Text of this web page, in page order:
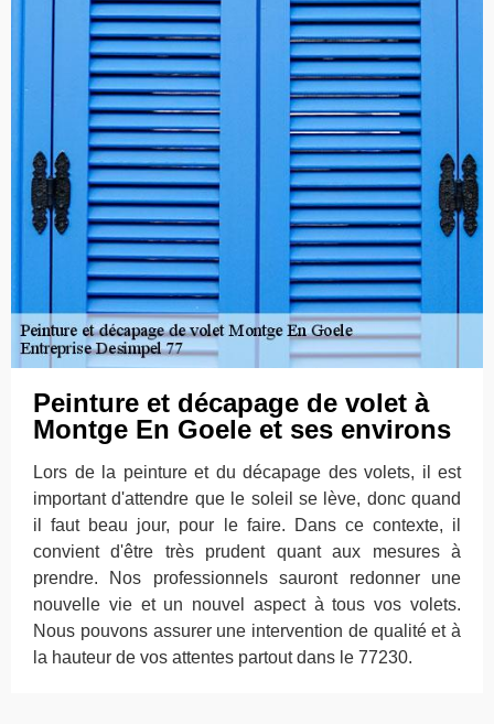
Peinture et décapage de volet à
Montge En Goele et ses environs
Lors de la peinture et du décapage des volets, il est
important d'attendre que le soleil se lève, donc quand
il faut beau jour, pour le faire. Dans ce contexte, il
convient d'être très prudent quant aux mesures à
prendre. Nos professionnels sauront redonner une
nouvelle vie et un nouvel aspect à tous vos volets.
Nous pouvons assurer une intervention de qualité et à
la hauteur de vos attentes partout dans le 77230.